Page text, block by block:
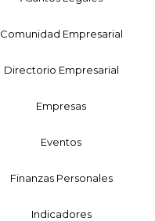
Comunidad Empresarial
Directorio Empresarial
Empresas
Eventos
Finanzas Personales
Indicadores